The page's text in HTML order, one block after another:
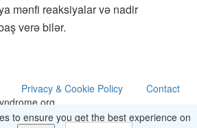
mənfi reaksiyalar və nadir
verə bilər.
Privacy & Cookie Policy Contact
to ensure you get the best experience on